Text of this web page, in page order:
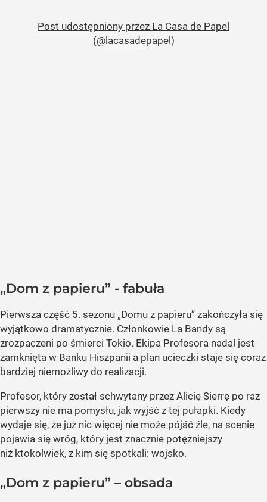
Post udostępniony przez La Casa de Papel
(@lacasadepapel)
„Dom z papieru” - fabuła
Pierwsza część 5. sezonu „Domu z papieru” zakończyła się
wyjątkowo dramatycznie. Członkowie La Bandy są
zrozpaczeni po śmierci Tokio. Ekipa Profesora nadal jest
zamknięta w Banku Hiszpanii a plan ucieczki staje się coraz
bardziej niemożliwy do realizacji.
Profesor, który został schwytany przez Alicię Sierrę po raz
pierwszy nie ma pomysłu, jak wyjść z tej pułapki. Kiedy
wydaje się, że już nic więcej nie może pójść źle, na scenie
pojawia się wróg, który jest znacznie potężniejszy
niż ktokolwiek, z kim się spotkali: wojsko.
„Dom z papieru” – obsada